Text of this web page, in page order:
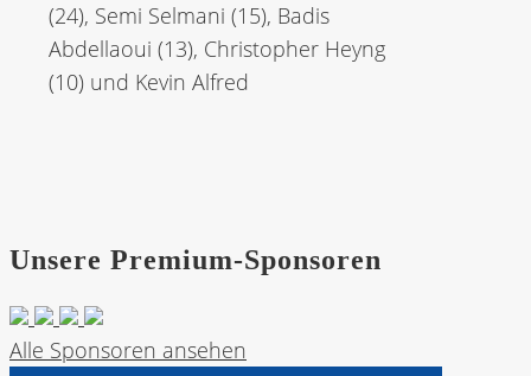
(24), Semi Selmani (15), Badis
Abdellaoui (13), Christopher Heyng
(10) und Kevin Alfred
Unsere Premium-Sponsoren
Alle Sponsoren ansehen